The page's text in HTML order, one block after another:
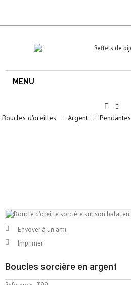
MENU
Boucles d'oreilles Argent Pendantes
Envoyer à un ami
Imprimer
Boucles sorcière en argent